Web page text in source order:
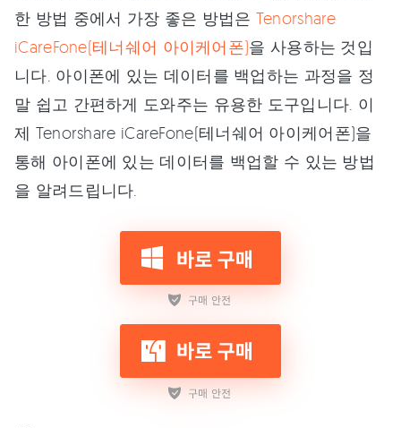
한 방법 중에서 가장 좋은 방법은 Tenorshare
iCareFone(테너쉐어 아이케어폰)을 사용하는 것입
니다. 아이폰에 있는 데이터를 백업하는 과정을 정
말 쉽고 간편하게 도와주는 유용한 도구입니다. 이
제 Tenorshare iCareFone(테너쉐어 아이케어폰)을
통해 아이폰에 있는 데이터를 백업할 수 있는 방법
을 알려드립니다.